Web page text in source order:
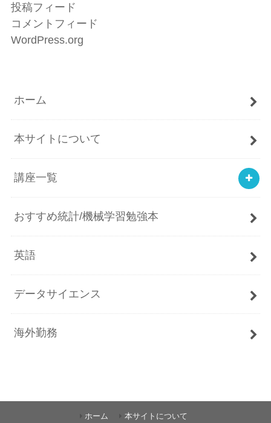
投稿フィード
コメントフィード
WordPress.org
ホーム
本サイトについて
講座一覧
おすすめ統計/機械学習勉強本
英語
データサイエンス
海外勤務
ホーム 本サイトについて